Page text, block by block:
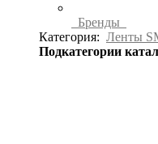
Бренды
Категория: Ленты
Подкатегории